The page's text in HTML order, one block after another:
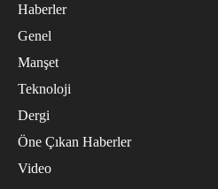
Haberler
Genel
Manşet
Teknoloji
Dergi
Öne Çıkan Haberler
Video